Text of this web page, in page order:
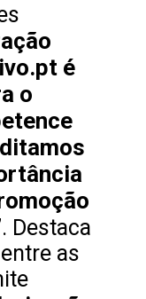
é
o
Destaca
as